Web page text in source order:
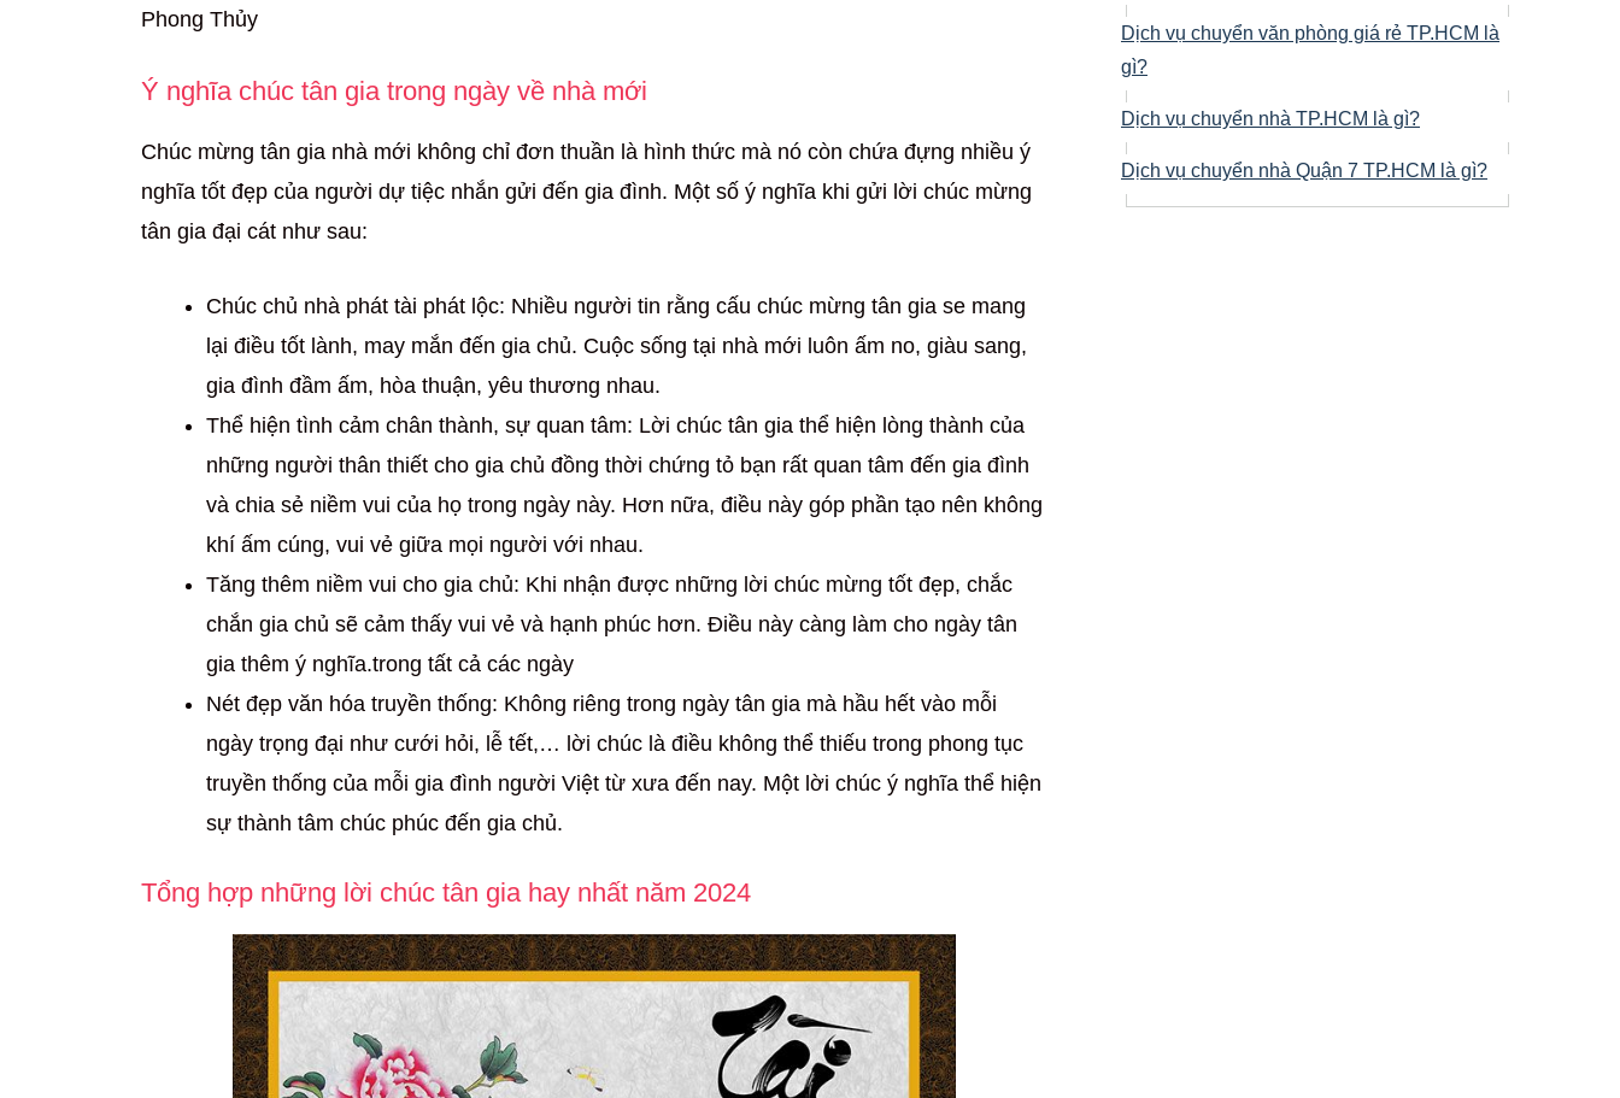
Phong Thủy
Ý nghĩa chúc tân gia trong ngày về nhà mới
Chúc mừng tân gia nhà mới không chỉ đơn thuần là hình thức mà nó còn chứa đựng nhiều ý
nghĩa tốt đẹp của người dự tiệc nhắn gửi đến gia đình. Một số ý nghĩa khi gửi lời chúc mừng
tân gia đại cát như sau:
Chúc chủ nhà phát tài phát lộc: Nhiều người tin rằng cấu chúc mừng tân gia se mang
lại điều tốt lành, may mắn đến gia chủ. Cuộc sống tại nhà mới luôn ấm no, giàu sang,
gia đình đầm ấm, hòa thuận, yêu thương nhau.
Thể hiện tình cảm chân thành, sự quan tâm: Lời chúc tân gia thể hiện lòng thành của
những người thân thiết cho gia chủ đồng thời chứng tỏ bạn rất quan tâm đến gia đình
và chia sẻ niềm vui của họ trong ngày này. Hơn nữa, điều này góp phần tạo nên không
khí ấm cúng, vui vẻ giữa mọi người với nhau.
Tăng thêm niềm vui cho gia chủ: Khi nhận được những lời chúc mừng tốt đẹp, chắc
chắn gia chủ sẽ cảm thấy vui vẻ và hạnh phúc hơn. Điều này càng làm cho ngày tân
gia thêm ý nghĩa.trong tất cả các ngày
Nét đẹp văn hóa truyền thống: Không riêng trong ngày tân gia mà hầu hết vào mỗi
ngày trọng đại như cưới hỏi, lễ tết,… lời chúc là điều không thể thiếu trong phong tục
truyền thống của mỗi gia đình người Việt từ xưa đến nay. Một lời chúc ý nghĩa thể hiện
sự thành tâm chúc phúc đến gia chủ.
Tổng hợp những lời chúc tân gia hay nhất năm 2024
Dịch vụ chuyển văn phòng giá rẻ TP.HCM là
gì?
Dịch vụ chuyển nhà TP.HCM là gì?
Dịch vụ chuyển nhà Quận 7 TP.HCM là gì?